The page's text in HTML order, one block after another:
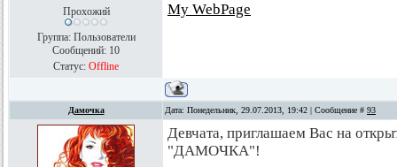
Прохожий
Группа: Пользователи
Сообщений: 10
Статус: Offline
My WebPage
Дамочка Дата: Понедельник, 29.07.2013, 19:42 | Сообщение # 93
Девчата, приглашаем Вас на
"ДАМОЧКА"!